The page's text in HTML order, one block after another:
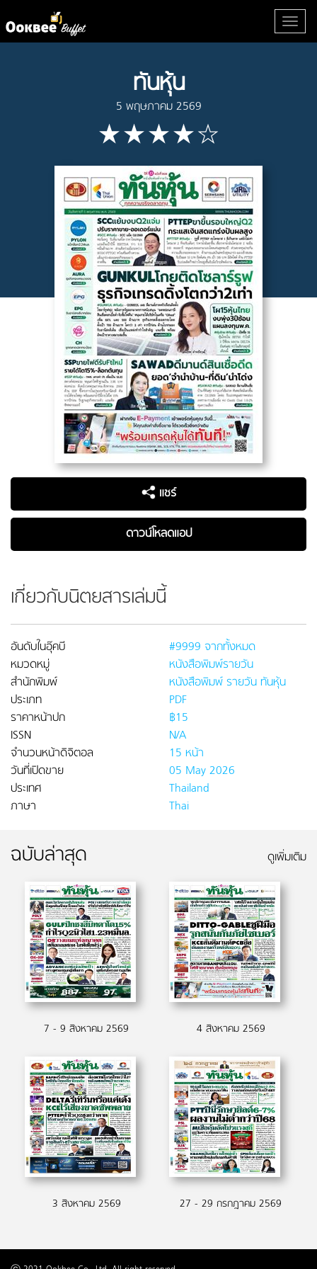
ทันหุ้น
5 พฤษภาคม 2569
แชร์
ดาวน์โหลดแอป
เกี่ยวกับนิตยสารเล่มนี้
อันดับในอุ๊คบี
#9999 จากทั้งหมด
หมวดหมู่
หนังสือพิมพ์รายวัน
สำนักพิมพ์
หนังสือพิมพ์ รายวัน ทันหุ้น
ประเภท
PDF
ราคาหน้าปก
฿15
ISSN
N/A
จำนวนหน้าดิจิตอล
15 หน้า
วันที่เปิดขาย
05 May 2026
ประเทศ
Thailand
ภาษา
Thai
ฉบับล่าสุด ดูเพิ่มเติม
7 - 9 สิงหาคม 2569 4 สิงหาคม 2569
3 สิงหาคม 2569 27 - 29 กรกฎาคม 2569